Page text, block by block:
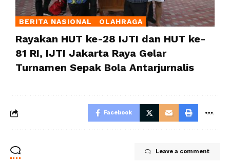
BERITA NASIONAL OLAHRAGA
Rayakan HUT ke-28 IJTI dan HUT ke-
81 RI, IJTI Jakarta Raya Gelar
Turnamen Sepak Bola Antarjurnalis
Facebook
Leave a comment